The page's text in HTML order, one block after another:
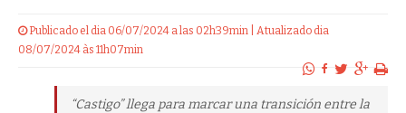
Publicado el dia 06/07/2024 a las 02h39min | Atualizado dia
08/07/2024 às 11h07min
“Castigo” llega para marcar una transición entre la